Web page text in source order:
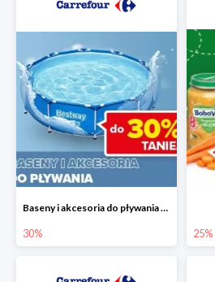
Baseny i akcesoria do pływania do -30%
30% 25%